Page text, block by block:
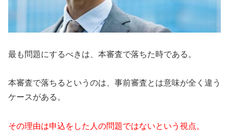
最も問題にするべきは、本審査で落ちた時である。
本審査で落ちるというのは、事前審査とは意味が全く違う
ケースがある。
その理由は申込をした人の問題ではないという視点。